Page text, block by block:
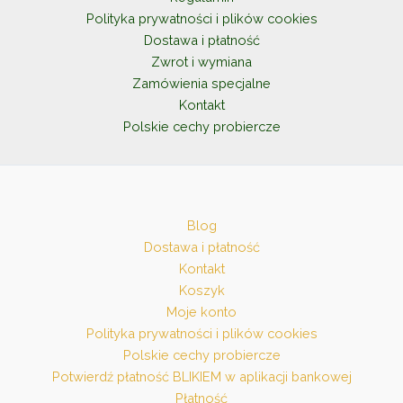
Polityka prywatności i plików cookies
Dostawa i płatność
Zwrot i wymiana
Zamówienia specjalne
Kontakt
Polskie cechy probiercze
Blog
Dostawa i płatność
Kontakt
Koszyk
Moje konto
Polityka prywatności i plików cookies
Polskie cechy probiercze
Potwierdź płatność BLIKIEM w aplikacji bankowej
Płatność